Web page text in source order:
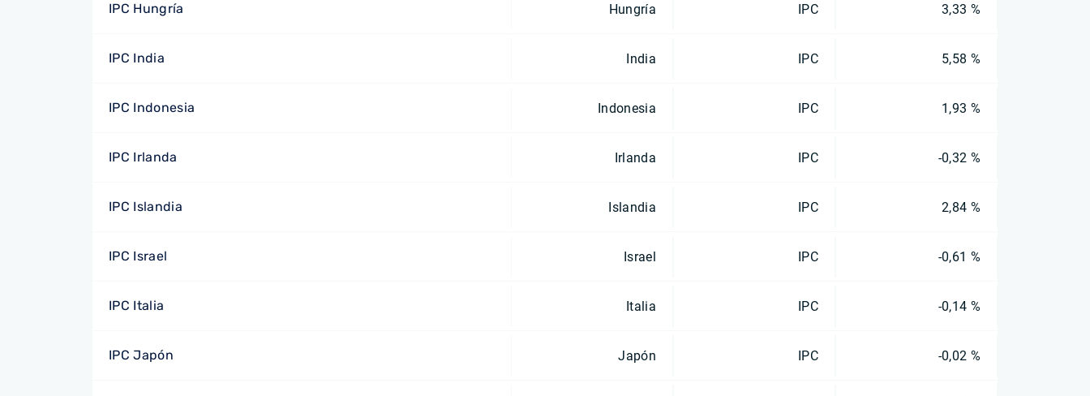
IPC Hungría Hungría IPC 3,33 %
IPC India India IPC 5,58 %
IPC Indonesia Indonesia IPC 1,93 %
IPC Irlanda Irlanda IPC -0,32 %
IPC Islandia Islandia IPC 2,84 %
IPC Israel Israel IPC -0,61 %
IPC Italia Italia IPC -0,14 %
IPC Japón Japón IPC -0,02 %